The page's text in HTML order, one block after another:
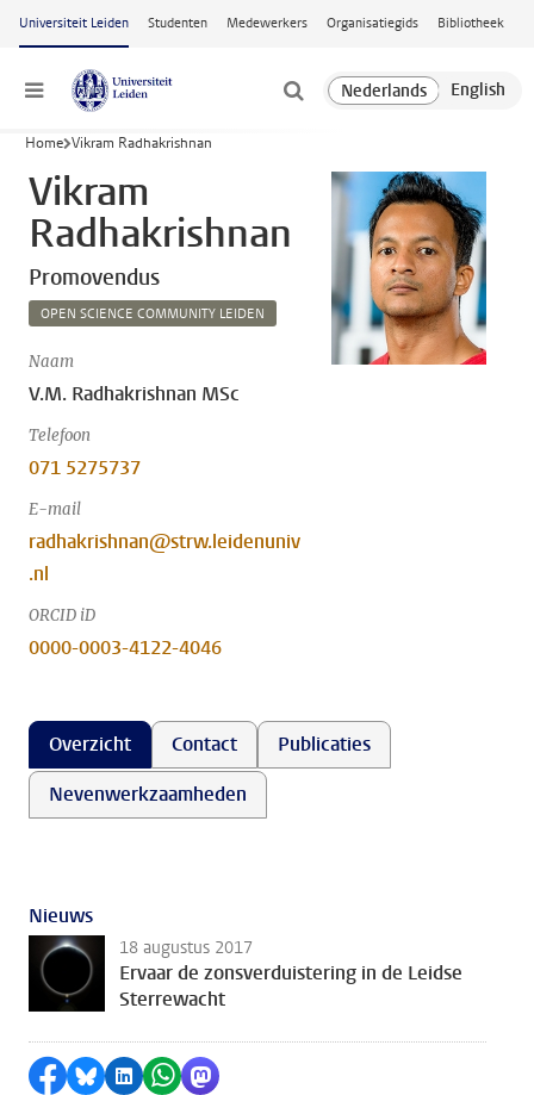
Ga naar hoofdinhoud
Universiteit Leiden Studenten Medewerkers Organisatiegids Bibliotheek
Menu
Home Vikram Radhakrishnan
Vikram
Radhakrishnan
Promovendus
OPEN SCIENCE COMMUNITY LEIDEN
Naam
V.M. Radhakrishnan MSc
Telefoon
071 5275737
E-mail
radhakrishnan@strw.leidenuniv
.nl
ORCID iD
0000-0003-4122-4046
Overzicht Contact
Publicaties
Nevenwerkzaamheden
Nieuws
18 augustus 2017
Ervaar de zonsverduistering in de Leidse
Sterrewacht
Delen op Facebook
Delen via Bluesky
Delen op LinkedIn
Delen via WhatsApp
Delen via Mastodon